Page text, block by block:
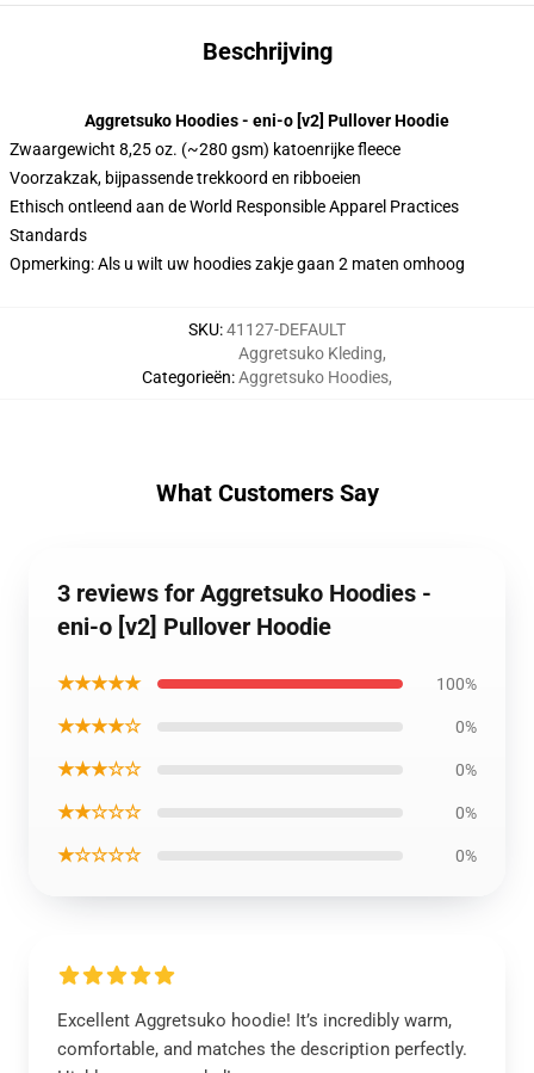
Beschrijving
Aggretsuko Hoodies - eni-o [v2] Pullover Hoodie
Zwaargewicht 8,25 oz. (~280 gsm) katoenrijke fleece
Voorzakzak, bijpassende trekkoord en ribboeien
Ethisch ontleend aan de World Responsible Apparel Practices
Standards
Opmerking: Als u wilt uw hoodies zakje gaan 2 maten omhoog
SKU:41127-DEFAULT
Categorieën:
Aggretsuko Kleding,
Aggretsuko Hoodies,
What Customers Say
3 reviews for Aggretsuko Hoodies -
eni-o [v2] Pullover Hoodie
★★★★★ 100%
★★★★☆ 0%
★★★☆☆ 0%
★★☆☆☆ 0%
★☆☆☆☆ 0%
Excellent Aggretsuko hoodie! It’s incredibly warm,
comfortable, and matches the description perfectly.